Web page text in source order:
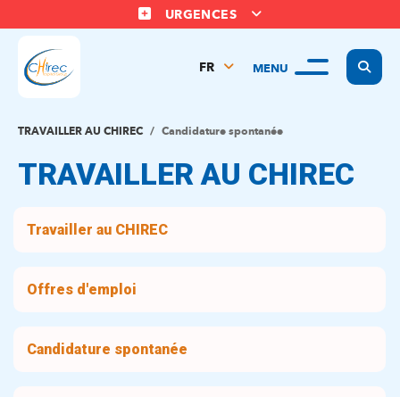
URGENCES
MENU
FR
EN
TRAVAILLER AU CHIREC Candidature spontanée
TRAVAILLER AU CHIREC
Travailler au CHIREC
Offres d'emploi
Candidature spontanée